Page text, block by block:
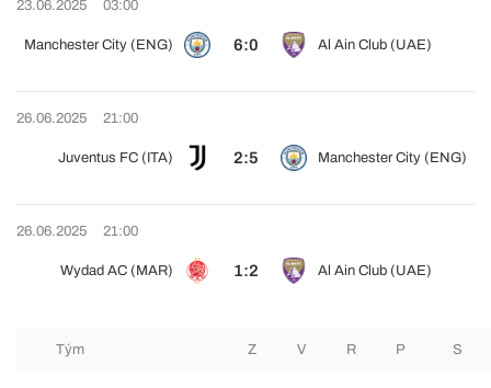
23.06.2025 03:00
Manchester City (ENG) 6:0 Al Ain Club (UAE)
26.06.2025 21:00
Juventus FC (ITA) 2:5 Manchester City (ENG)
26.06.2025 21:00
Wydad AC (MAR) 1:2 Al Ain Club (UAE)
Tým Z V R P S